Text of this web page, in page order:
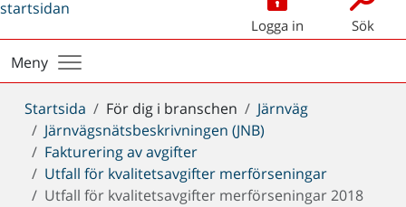
Logga in Sök
Meny
Du
är
här:
Startsida För dig i branschen
Järnväg
Järnvägsnätsbeskrivningen (JNB)
Fakturering av avgifter
Utfall för kvalitetsavgifter merförseningar
Utfall för kvalitetsavgifter merförseningar 2018